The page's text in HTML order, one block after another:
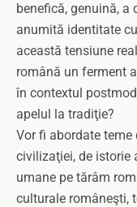
benefică, genuină, a
anumită identitate
această tensiune
română un ferment
în contextul
apelul la tradiţie?
Vor fi abordate teme
civilizaţiei, de istorie
umane pe tărâm
culturale româneşti,